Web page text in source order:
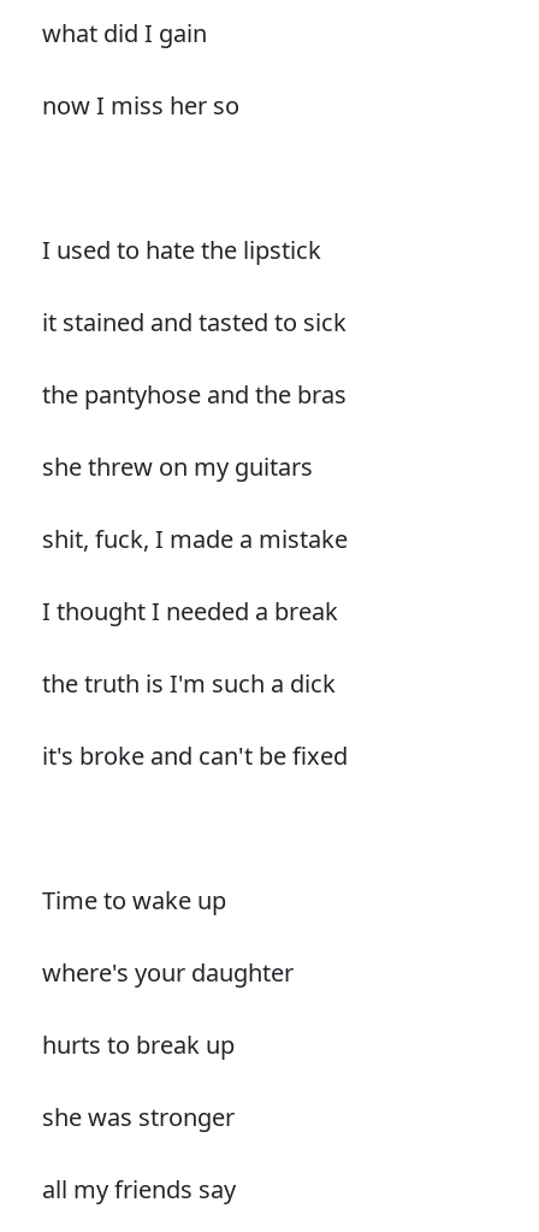
what did I gain
now I miss her so
I used to hate the lipstick
it stained and tasted to sick
the pantyhose and the bras
she threw on my guitars
shit, fuck, I made a mistake
I thought I needed a break
the truth is I'm such a dick
it's broke and can't be fixed
Time to wake up
where's your daughter
hurts to break up
she was stronger
all my friends say